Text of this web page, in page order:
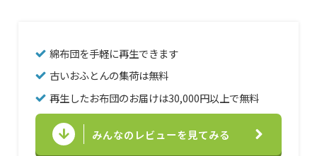
綿布団を手軽に再生できます
古いおふとんの集荷は無料
再生したお布団のお届けは30,000円以上で無料
みんなのレビューを見てみる